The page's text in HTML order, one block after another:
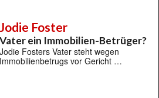
Jodie Foster
Vater ein Immobilien-Betrüger?
Jodie Fosters Vater steht wegen
Immobilienbetrugs vor Gericht …